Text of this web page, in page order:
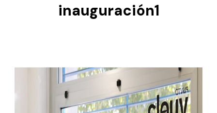
inauguración1